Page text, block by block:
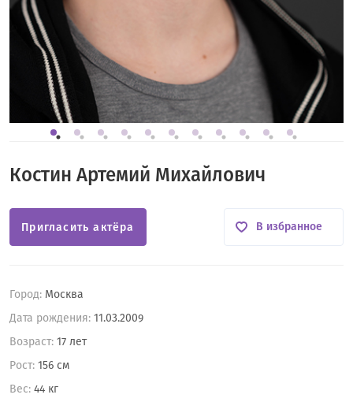
Костин Артемий Михайлович
Город: Москва
Дата рождения: 11.03.2009
Возраст: 17 лет
Рост: 156 см
Вес: 44 кг
Пригласить актёра В избранное